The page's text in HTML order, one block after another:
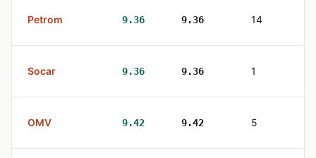
Petrom 9.36 9.36 14
Socar 9.36 9.36 1
OMV 9.42 9.42 5